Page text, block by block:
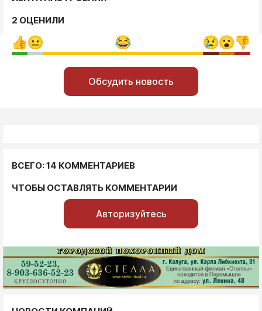
2 ОЦЕНИЛИ
Обсудить новость
ВСЕГО: 14 КОММЕНТАРИЕВ
ЧТОБЫ ОСТАВЛЯТЬ КОММЕНТАРИИ
Авторизуйтесь